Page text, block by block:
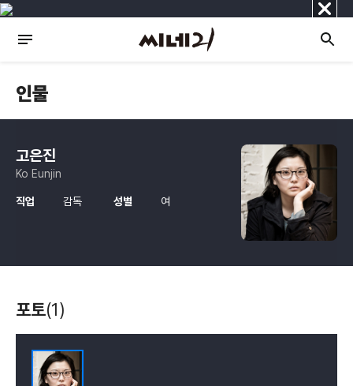
닫
기
인물
고은진
Ko Eunjin
직업 감독 성별 여
포토(1)